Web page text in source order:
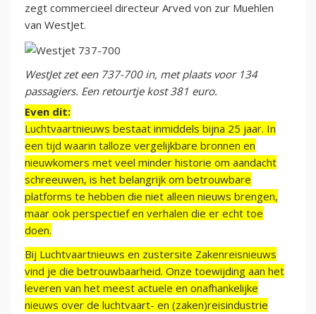
zegt commercieel directeur Arved von zur Muehlen
van WestJet.
WestJet zet een 737-700 in, met plaats voor 134
passagiers. Een retourtje kost 381 euro.
Even dit:
Luchtvaartnieuws bestaat inmiddels bijna 25 jaar. In
een tijd waarin talloze vergelijkbare bronnen en
nieuwkomers met veel minder historie om aandacht
schreeuwen, is het belangrijk om betrouwbare
platforms te hebben die niet alleen nieuws brengen,
maar ook perspectief en verhalen die er echt toe
doen.
Bij Luchtvaartnieuws en zustersite Zakenreisnieuws
vind je die betrouwbaarheid. Onze toewijding aan het
leveren van het meest actuele en onafhankelijke
nieuws over de luchtvaart- en (zaken)reisindustrie